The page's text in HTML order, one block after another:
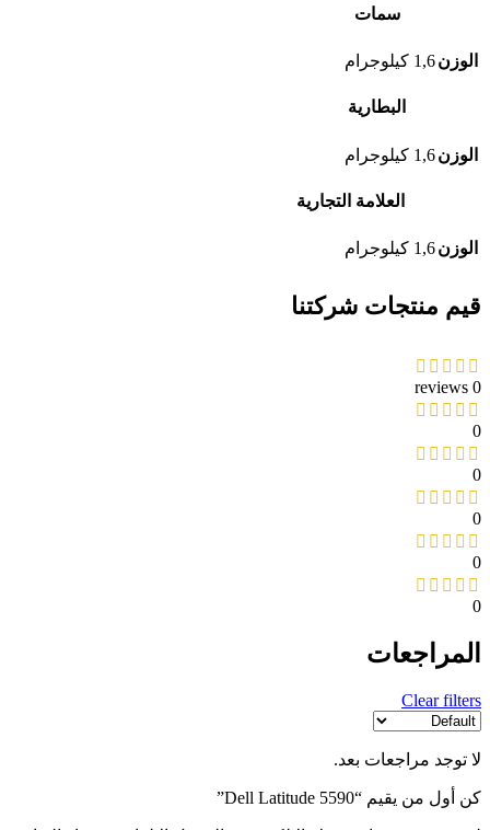
سمات
الوزن1,6 كيلوجرام
البطارية
الوزن1,6 كيلوجرام
العلامة التجارية
الوزن1,6 كيلوجرام
قيم منتجات شركتنا
0 reviews
0
0
0
0
0
المراجعات
Clear filters
لا توجد مراجعات بعد.
كن أول من يقيم “Dell Latitude 5590”